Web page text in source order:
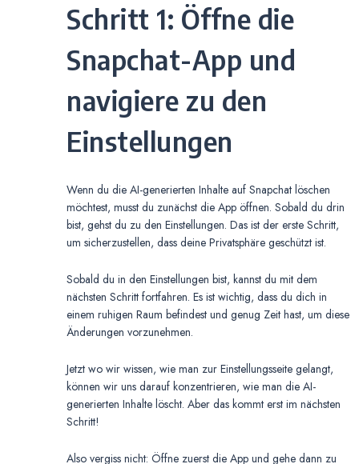
Schritt 1: Öffne die
Snapchat-App und
navigiere zu den
Einstellungen
Wenn du die AI-generierten Inhalte auf Snapchat löschen
möchtest, musst du zunächst die App öffnen. Sobald du drin
bist, gehst du zu den Einstellungen. Das ist der erste Schritt,
um sicherzustellen, dass deine Privatsphäre geschützt ist.
Sobald du in den Einstellungen bist, kannst du mit dem
nächsten Schritt fortfahren. Es ist wichtig, dass du dich in
einem ruhigen Raum befindest und genug Zeit hast, um diese
Änderungen vorzunehmen.
Jetzt wo wir wissen, wie man zur Einstellungsseite gelangt,
können wir uns darauf konzentrieren, wie man die AI-
generierten Inhalte löscht. Aber das kommt erst im nächsten
Schritt!
Also vergiss nicht: Öffne zuerst die App und gehe dann zu